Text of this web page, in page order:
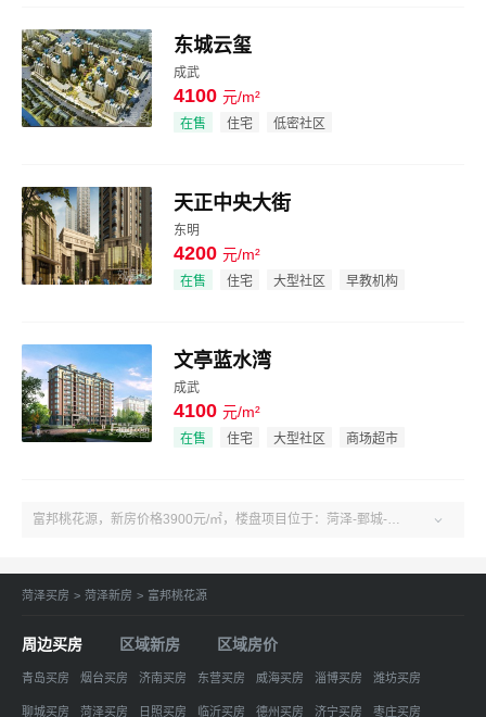
效果图
东城云玺
成武
4100 元/m²
在售 住宅 低密社区
效果图
天正中央大街
东明
4200 元/m²
在售 住宅 大型社区 早教机构
效果图
文亭蓝水湾
成武
4100 元/m²
在售 住宅 大型社区 商场超市
富邦桃花源，新房价格3900元/㎡，楼盘项目位于：菏泽-鄄城-菏泽鄄城鄄五路与南环路交汇处濮水公园对过新二院南侧。户型3室、建面127-128㎡。了解更多楼盘售楼电话、房价、户型、绿化率、周边配套、产权、物业、开发商等富邦桃花源楼盘信息，关注吉屋菏泽富邦桃花源！ 
菏泽买房 > 菏泽新房 > 富邦桃花源
周边买房 区域新房 区域房价
青岛买房 烟台买房 济南买房 东营买房 威海买房 淄博买房 潍坊买房
聊城买房 菏泽买房 日照买房 临沂买房 德州买房 济宁买房 枣庄买房